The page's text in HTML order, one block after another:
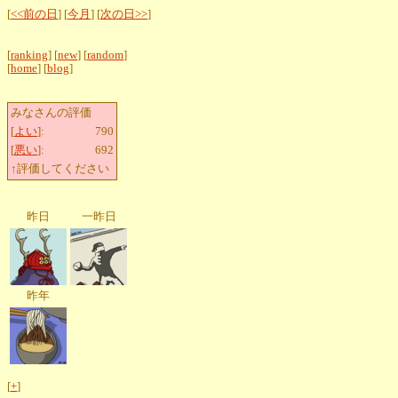
[<<前の日 ] [今月 ] [次の日>>]
[ranking] [new] [random]
[home] [blog]
みなさんの評価
[よい]:
790
[悪い]:
692
↑評価してください
昨日 一昨日
昨年
[+]